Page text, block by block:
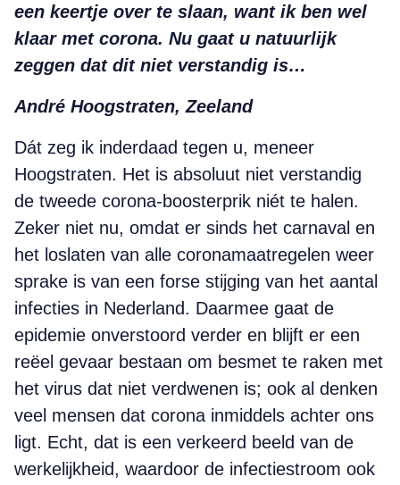
een keertje over te slaan, want ik ben wel
klaar met corona. Nu gaat u natuurlijk
zeggen dat dit niet verstandig is…
André Hoogstraten, Zeeland
Dát zeg ik inderdaad tegen u, meneer
Hoogstraten. Het is absoluut niet verstandig
de tweede corona-boosterprik niét te halen.
Zeker niet nu, omdat er sinds het carnaval en
het loslaten van alle coronamaatregelen weer
sprake is van een forse stijging van het aantal
infecties in Nederland. Daarmee gaat de
epidemie onverstoord verder en blijft er een
reëel gevaar bestaan om besmet te raken met
het virus dat niet verdwenen is; ook al denken
veel mensen dat corona inmiddels achter ons
ligt. Echt, dat is een verkeerd beeld van de
werkelijkheid, waardoor de infectiestroom ook